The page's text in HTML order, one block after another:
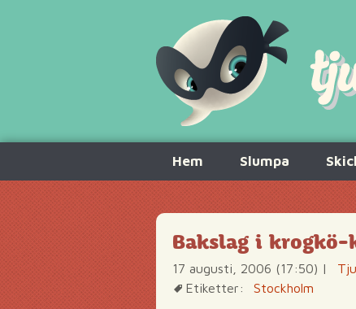
innehåll
Hem Slumpa
Bakslag i
17 augusti, 2006 (17:50) |
Etiketter:
Stockholm